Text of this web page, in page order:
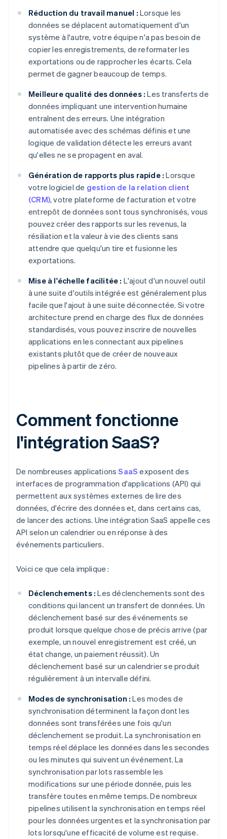
Réduction du travail manuel : Lorsque les
données se déplacent automatiquement d'un
système à l'autre, votre équipe n'a pas besoin de
copier les enregistrements, de reformater les
exportations ou de rapprocher les écarts. Cela
permet de gagner beaucoup de temps.
Meilleure qualité des données : Les transferts de
données impliquant une intervention humaine
entraînent des erreurs. Une intégration
automatisée avec des schémas définis et une
logique de validation détecte les erreurs avant
qu'elles ne se propagent en aval.
Génération de rapports plus rapide : Lorsque
votre logiciel de gestion de la relation client
(CRM), votre plateforme de facturation et votre
entrepôt de données sont tous synchronisés, vous
pouvez créer des rapports sur les revenus, la
résiliation et la valeur à vie des clients sans
attendre que quelqu'un tire et fusionne les
exportations.
Mise à l'échelle facilitée : L'ajout d'un nouvel outil
à une suite d'outils intégrée est généralement plus
facile que l'ajout à une suite déconnectée. Si votre
architecture prend en charge des flux de données
standardisés, vous pouvez inscrire de nouvelles
applications en les connectant aux pipelines
existants plutôt que de créer de nouveaux
pipelines à partir de zéro.
Comment fonctionne
l'intégration SaaS?
De nombreuses applicationsSaaS exposent des
interfaces de programmation d'applications (API) qui
permettent aux systèmes externes de lire des
données, d'écrire des données et, dans certains cas,
de lancer des actions. Une intégration SaaS appelle ces
API selon un calendrier ou en réponse à des
événements particuliers.
Voici ce que cela implique :
Déclenchements : Les déclenchements sont des
conditions qui lancent un transfert de données. Un
déclenchement basé sur des événements se
produit lorsque quelque chose de précis arrive (par
exemple, un nouvel enregistrement est créé, un
état change, un paiement réussit). Un
déclenchement basé sur un calendrier se produit
régulièrement à un intervalle défini.
Modes de synchronisation : Les modes de
synchronisation déterminent la façon dont les
données sont transférées une fois qu'un
déclenchement se produit. La synchronisation en
temps réel déplace les données dans les secondes
ou les minutes qui suivent un événement. La
synchronisation par lots rassemble les
modifications sur une période donnée, puis les
transfère toutes en même temps. De nombreux
pipelines utilisent la synchronisation en temps réel
pour les données urgentes et la synchronisation par
lots lorsqu'une efficacité de volume est requise.